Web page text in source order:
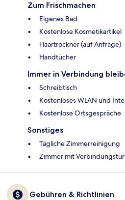
Zum Frischmachen
Eigenes Bad
Kostenlose Kosmetikartikel
Haartrockner (auf Anfrage)
Handtücher
Immer in Verbindung
Schreibtisch
Kostenloses WLAN und
Kostenlose Ortsgespräche
Sonstiges
Tägliche Zimmerreinigung
Zimmer mit
Gebühren & Richtlinien